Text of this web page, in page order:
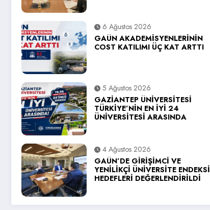
6 Ağustos 2026
GAÜN AKADEMİSYENLERİNİN
COST KATILIMI ÜÇ KAT ARTTI
5 Ağustos 2026
GAZİANTEP ÜNİVERSİTESİ
TÜRKİYE’NİN EN İYİ 24
ÜNİVERSİTESİ ARASINDA
4 Ağustos 2026
GAÜN’DE GİRİŞİMCİ VE
YENİLİKÇİ ÜNİVERSİTE ENDEKSİ
HEDEFLERİ DEĞERLENDİRİLDİ